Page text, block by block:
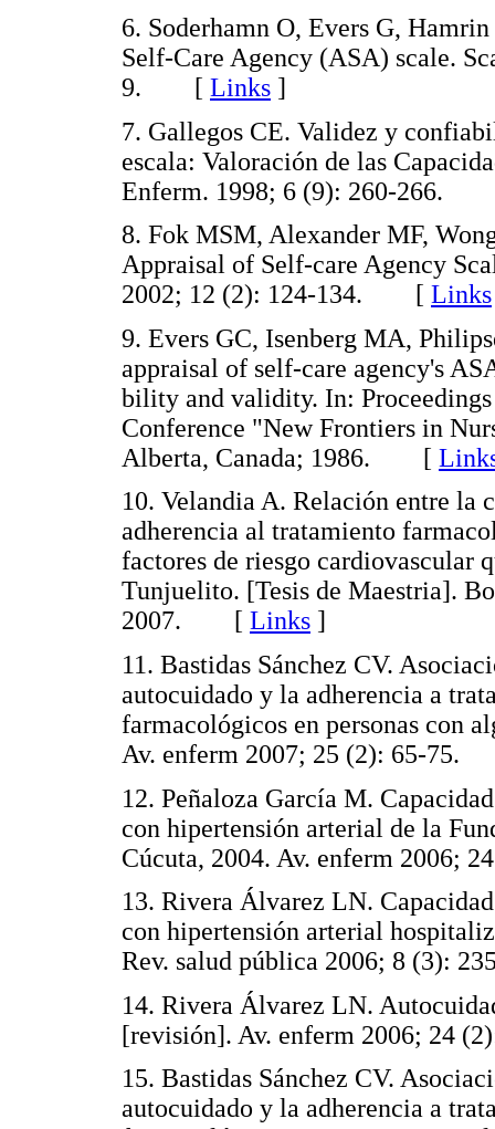
6. Soderhamn O, Evers G,
Self-Care Agency (ASA) scale.
9. [ Links ]
7. Gallegos CE. Validez y
escala: Valoración de las
Enferm. 1998; 6 (9): 260-
8. Fok MSM, Alexander MF,
Appraisal of Self-care Agency
2002; 12 (2): 124-134. [ Links
9. Evers GC, Isenberg MA,
appraisal of self-care agency's
bility and validity. In:
Conference "New Frontiers in
Alberta, Canada; 1986. [
10. Velandia A. Relación entre la
adherencia al tratamiento
factores de riesgo cardiovascular
Tunjuelito. [Tesis de Maestria].
2007. [ Links ]
11. Bastidas Sánchez CV.
autocuidado y la adherencia a
farmacológicos en personas con
Av. enferm 2007; 25 (2): 65-
12. Peñaloza García M.
con hipertensión arterial de la
Cúcuta, 2004. Av. enferm
13. Rivera Álvarez LN.
con hipertensión arterial
Rev. salud pública 2006; 8
14. Rivera Álvarez LN.
[revisión]. Av. enferm 2006;
15. Bastidas Sánchez CV.
autocuidado y la adherencia a